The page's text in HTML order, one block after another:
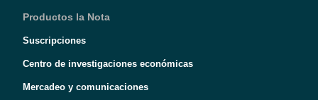
Productos la Nota
Suscripciones
Centro de investigaciones económicas
Mercadeo y comunicaciones